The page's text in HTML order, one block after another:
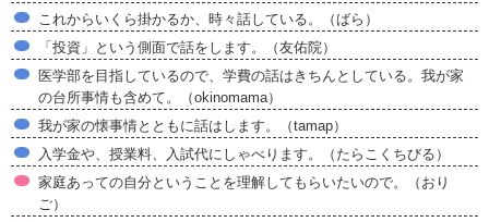
これからいくら掛かるか、時々話している。（ばら）
「投資」という側面で話をします。（友佑院）
医学部を目指しているので、学費の話はきちんとしている。我が家
の台所事情も含めて。（okinomama）
我が家の懐事情とともに話はします。（tamap）
入学金や、授業料、入試代にしゃべります。（たらこくちびる）
家庭あっての自分ということを理解してもらいたいので。（おり
ご）